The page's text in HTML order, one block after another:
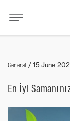
General /15 June
En İyi